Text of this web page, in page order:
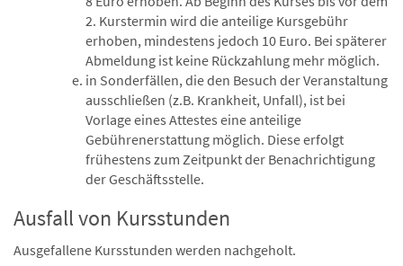
2. Kurstermin wird die anteilige Kursgebühr
erhoben, mindestens jedoch 10 Euro. Bei späterer
Abmeldung ist keine Rückzahlung mehr möglich.
in Sonderfällen, die den Besuch der Veranstaltung
ausschließen (z.B. Krankheit, Unfall), ist bei
Vorlage eines Attestes eine anteilige
Gebührenerstattung möglich. Diese erfolgt
frühestens zum Zeitpunkt der Benachrichtigung
der Geschäftsstelle.
Ausfall von Kursstunden
Ausgefallene Kursstunden werden nachgeholt.